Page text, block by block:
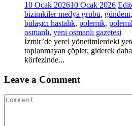
10 Ocak 202610 Ocak 2026
bizimkiler medya grubu, gündem,
bulaşıcı hastalık, polemik,
osmanlı, yeni osmanlı gazetesi
İzmir’de yerel yönetimlerdeki
toplanmayan çöpler, giderek
körfezinde...
Leave a Comment